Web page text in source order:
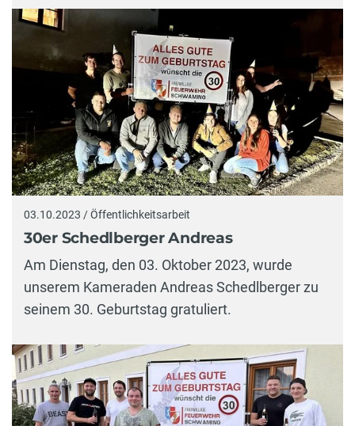
03.10.2023 / Öffentlichkeitsarbeit
30er Schedlberger Andreas
Am Dienstag, den 03. Oktober 2023, wurde
unserem Kameraden Andreas Schedlberger zu
seinem 30. Geburtstag gratuliert.